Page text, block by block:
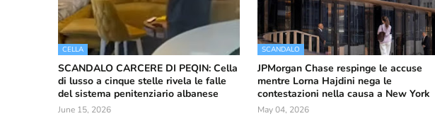
CELLA
SCANDALO CARCERE DI PEQIN: Cella
di lusso a cinque stelle rivela le falle
del sistema penitenziario albanese
June 15, 2026
SCANDALO
JPMorgan Chase respinge le accuse
mentre Lorna Hajdini nega le
contestazioni nella causa a New York
May 04, 2026